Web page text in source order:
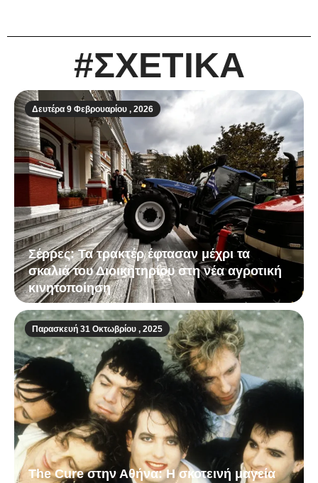
#ΣΧΕΤΙΚΑ
Δευτέρα 9 Φεβρουαρίου , 2026
Σέρρες: Τα τρακτέρ έφτασαν μέχρι τα
σκαλιά του Διοικητηρίου στη νέα αγροτική
κινητοποίηση
Παρασκευή 31 Οκτωβρίου , 2025
The Cure στην Αθήνα: Η σκοτεινή μαγεία